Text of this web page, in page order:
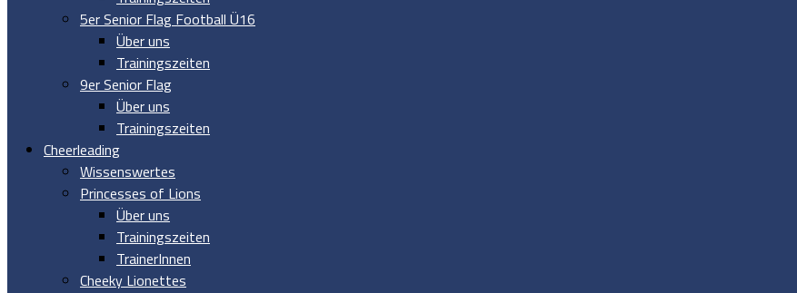
5er Senior Flag Football Ü16
Über uns
Trainingszeiten
9er Senior Flag
Über uns
Trainingszeiten
Cheerleading
Wissenswertes
Princesses of Lions
Über uns
Trainingszeiten
TrainerInnen
Cheeky Lionettes